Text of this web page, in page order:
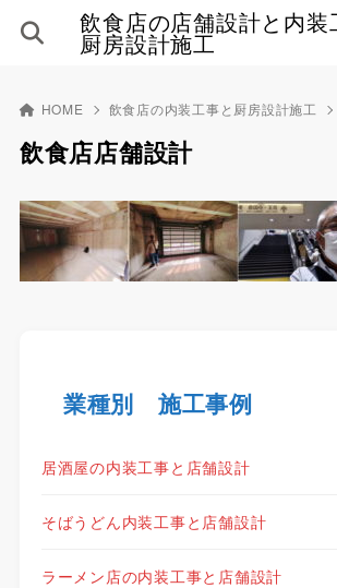
飲食店の店舗設計と内装
厨房設計施工
HOME 飲食店の内装工事と厨房設計施工
飲食店店舗設計
業種別 施工事例
居酒屋の内装工事と店舗設計
そばうどん内装工事と店舗設計
ラーメン店の内装工事と店舗設計